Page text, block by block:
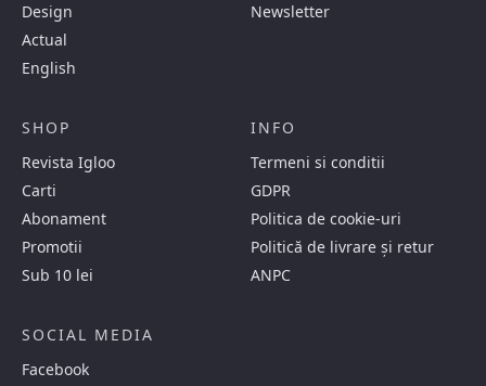
Design
Actual
English
Newsletter
SHOP
Revista Igloo
Carti
Abonament
Promotii
Sub 10 lei
INFO
Termeni si conditii
GDPR
Politica de cookie-uri
Politică de livrare și retur
ANPC
SOCIAL MEDIA
Facebook